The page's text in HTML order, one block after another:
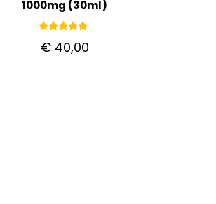
1000mg (30ml)
5.00
€40,00